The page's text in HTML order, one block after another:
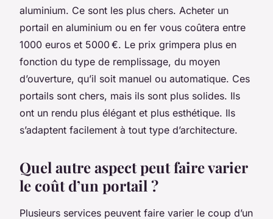
aluminium. Ce sont les plus chers. Acheter un
portail en aluminium ou en fer vous coûtera entre
1000 euros et 5000 €. Le prix grimpera plus en
fonction du type de remplissage, du moyen
d’ouverture, qu’il soit manuel ou automatique. Ces
portails sont chers, mais ils sont plus solides. Ils
ont un rendu plus élégant et plus esthétique. Ils
s’adaptent facilement à tout type d’architecture.
Quel autre aspect peut faire varier
le coût d’un portail ?
Plusieurs services peuvent faire varier le coup d’un